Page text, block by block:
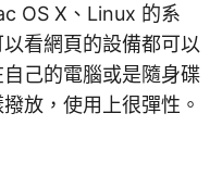
OS X、Linux 的系
看網頁的設備都可以
己的電腦或是隨身碟
放，使用上很彈性。